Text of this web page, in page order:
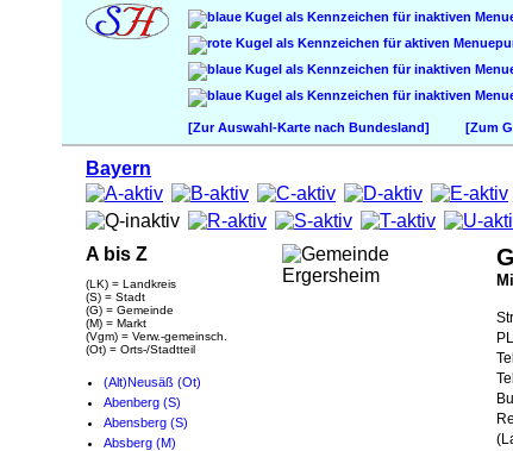
[Zur Auswahl-Karte nach Bundesland] [Zum
Bayern
A bis Z
(LK) = Landkreis
(S) = Stadt
(G) = Gemeinde
(M) = Markt
(Vgm) = Verw.-gemeinsch.
(Ot) = Orts-/Stadtteil
(Alt)Neusäß (Ot)
Abenberg (S)
Abensberg (S)
Absberg (M)